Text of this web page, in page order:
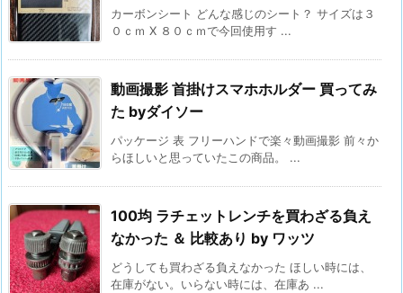
カーボンシート どんな感じのシート？ サイズは３
０ｃｍ X ８０ｃｍで今回使用す ...
動画撮影 首掛けスマホホルダー 買ってみ
た byダイソー
パッケージ 表 フリーハンドで楽々動画撮影 前々か
らほしいと思っていたこの商品。 ...
100均 ラチェットレンチを買わざる負え
なかった ＆ 比較あり by ワッツ
どうしても買わざる負えなかった ほしい時には、
在庫がない。いらない時には、在庫あ ...